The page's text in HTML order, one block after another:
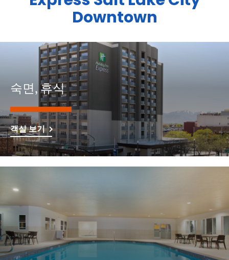
Downtown
숙면, 휴식
객실 보기